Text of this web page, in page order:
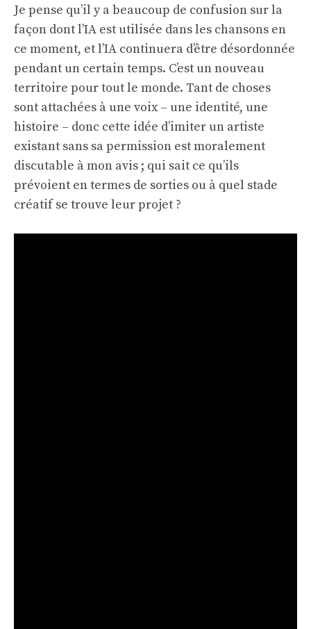
Je pense qu’il y a beaucoup de confusion sur la
façon dont l’IA est utilisée dans les chansons en
ce moment, et l’IA continuera d’être désordonnée
pendant un certain temps. C’est un nouveau
territoire pour tout le monde. Tant de choses
sont attachées à une voix – une identité, une
histoire – donc cette idée d’imiter un artiste
existant sans sa permission est moralement
discutable à mon avis ; qui sait ce qu’ils
prévoient en termes de sorties ou à quel stade
créatif se trouve leur projet ?